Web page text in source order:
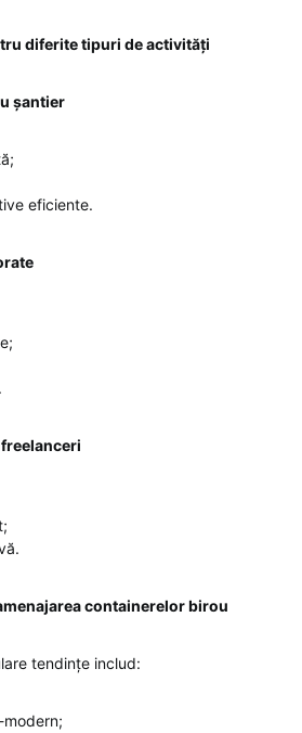
diferite tipuri de activități
șantier
eficiente.
containerelor birou
tendințe includ: